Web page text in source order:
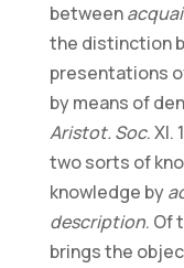
between
the distinction
presentations
by means of
Aristot. Soc. XI.
two sorts of
knowledge by
description. Of
brings the